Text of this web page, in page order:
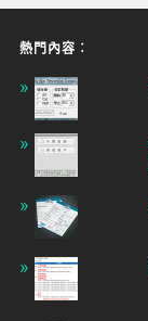
熱門內容︰